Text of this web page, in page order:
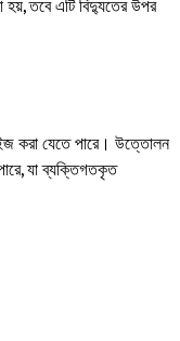
হয়, তবে এটি বিদ্যুতের উপর
করা যেতে পারে। উত্তোলন
যা ব্যক্তিগতকৃত